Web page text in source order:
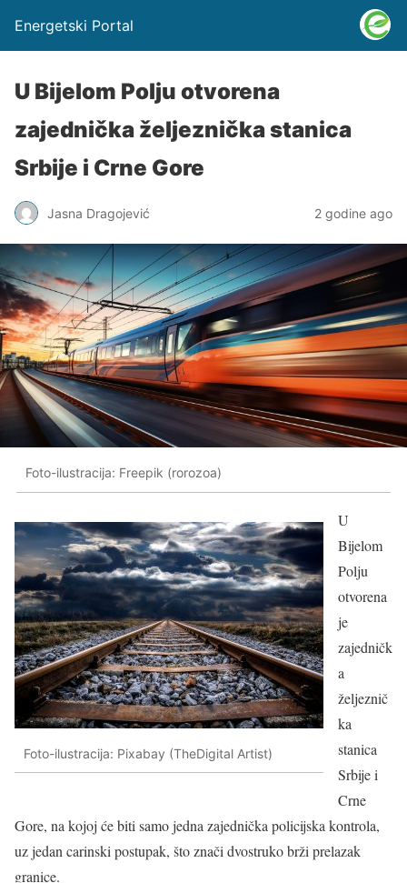
Energetski Portal
U Bijelom Polju otvorena
zajednička željeznička stanica
Srbije i Crne Gore
Jasna Dragojević 2 godine ago
Foto-ilustracija: Freepik (rorozoa)
Foto-ilustracija: Pixabay (TheDigital Artist)
U
Bijelom
Polju
otvorena
je
zajedničk
a
željeznič
ka
stanica
Srbije i
Crne
Gore, na kojoj će biti samo jedna zajednička policijska kontrola,
uz jedan carinski postupak, što znači dvostruko brži prelazak
granice.